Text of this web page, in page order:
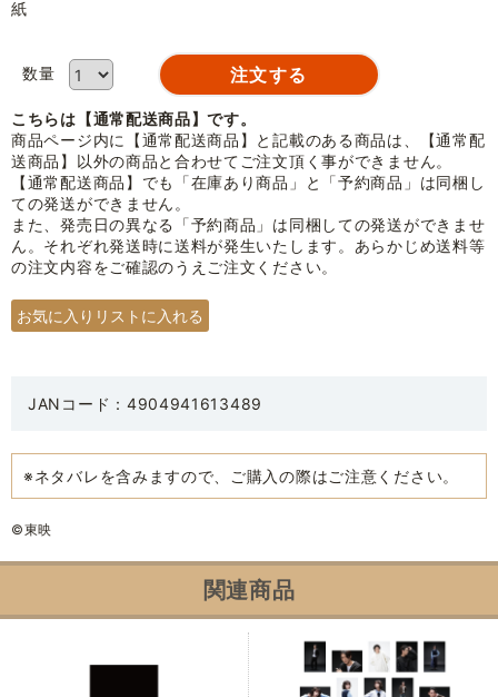
紙
数量
こちらは【通常配送商品】です。
商品ページ内に【通常配送商品】と記載のある商品は、【通常配
送商品】以外の商品と合わせてご注文頂く事ができません。
【通常配送商品】でも「在庫あり商品」と「予約商品」は同梱し
ての発送ができません。
また、発売日の異なる「予約商品」は同梱しての発送ができませ
ん。それぞれ発送時に送料が発生いたします。あらかじめ送料等
の注文内容をご確認のうえご注文ください。
JANコード：4904941613489
※ネタバレを含みますので、ご購入の際はご注意ください。
©東映
関連商品